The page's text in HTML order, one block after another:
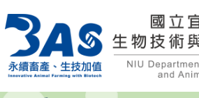
到
要
內